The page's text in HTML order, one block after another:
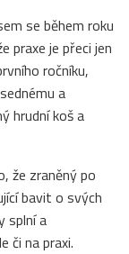
se během roku
praxe je přeci jen
ročníku,
a
hrudní koš a
že zraněný po
bavit o svých
splní a
či na praxi.